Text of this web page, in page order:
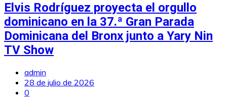
Elvis Rodríguez proyecta el orgullo
dominicano en la 37.ª Gran Parada
Dominicana del Bronx junto a Yary Nin
TV Show
admin
28 de julio de 2026
0